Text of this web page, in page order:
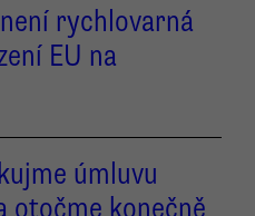
rychlovarná
EU na
úmluvu
otočme konečně